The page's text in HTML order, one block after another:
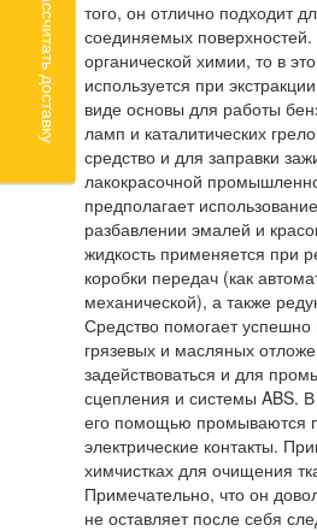
того, он отлично подходит
соединяемых поверхностей.
органической химии, то в
используется при
виде основы для работы
ламп и каталитических
средство и для заправки
лакокрасочной
предполагает
разбавлении эмалей и
жидкость применяется при
коробки передач (как
механической), а также
Средство помогает успешно
грязевых и масляных
задействоваться и для
сцепления и системы ABS.
его помощью промываются
электрические контакты.
химчистках для очищения
Примечательно, что он
не оставляет после себя
Рассчитать доставку